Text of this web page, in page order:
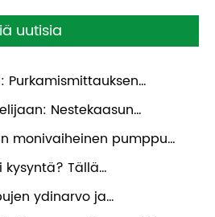
uutisia
Purkamismittauksen
ulkopuolelle
Nestekaasun
joka pitää asiat liikkeessä
monivaiheinen pumppu
siirtovaatimukset?
kysyntä? Tällä
on vastaus
ydinarvo ja